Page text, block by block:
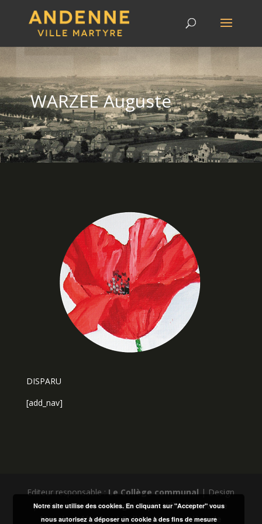
WARZEE Auguste
DISPARU
[add_nav]
Editeur responsable : Le Collège communal | Design
parMarc-Laurent Magnier| ©Ville d'Andenne
Mentions légales|Politique en matière de
Notre site utilise des cookies. En cliquant sur "Accepter" vous
nous autorisez à déposer un cookie à des fins de mesure